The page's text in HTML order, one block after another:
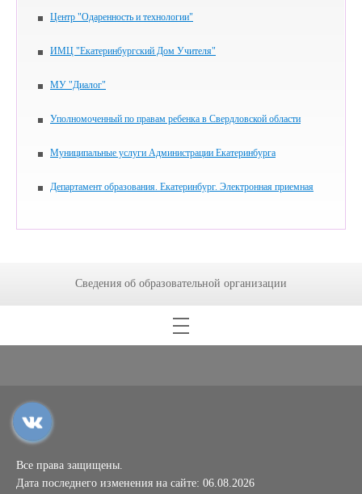
Центр "Одаренность и технологии"
ИМЦ "Екатеринбургский Дом Учителя"
МУ "Диалог"
Уполномоченный по правам ребенка в Свердловской области
Муниципальные услуги Администрации Екатеринбурга
Департамент образования. Екатеринбург. Электронная приемная
Сведения об образовательной организации
Все права защищены.
Дата последнего изменения на сайте: 06.08.2026